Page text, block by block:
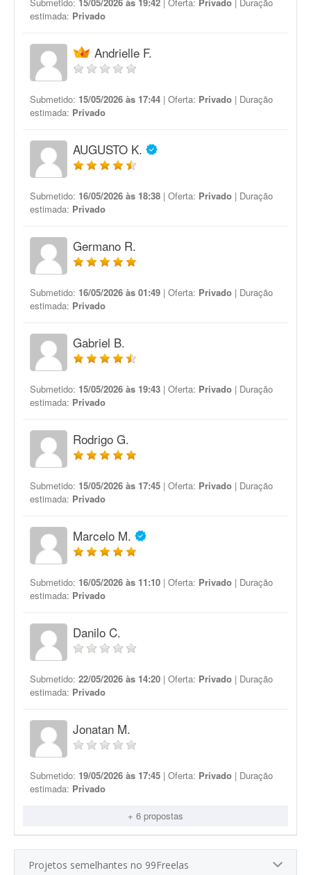
estimada: Privado
Andrielle F.
Submetido: 15/05/2026 às 17:44 | Oferta: Privado | Duração
estimada: Privado
AUGUSTO K.
Submetido: 16/05/2026 às 18:38 | Oferta: Privado | Duração
estimada: Privado
Germano R.
Submetido: 16/05/2026 às 01:49 | Oferta: Privado | Duração
estimada: Privado
Gabriel B.
Submetido: 15/05/2026 às 19:43 | Oferta: Privado | Duração
estimada: Privado
Rodrigo G.
Submetido: 15/05/2026 às 17:45 | Oferta: Privado | Duração
estimada: Privado
Marcelo M.
Submetido: 16/05/2026 às 11:10 | Oferta: Privado | Duração
estimada: Privado
Danilo C.
Submetido: 22/05/2026 às 14:20 | Oferta: Privado | Duração
estimada: Privado
Jonatan M.
Submetido: 19/05/2026 às 17:45 | Oferta: Privado | Duração
estimada: Privado
+ 6 propostas
Projetos semelhantes no 99Freelas